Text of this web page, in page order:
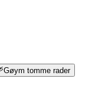
Gøym tomme rader